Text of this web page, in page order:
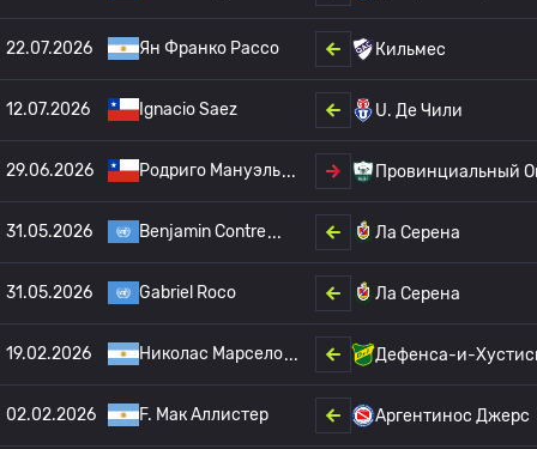
22.07.2026 Ян Франко Рассо Кильмес
12.07.2026 Ignacio Saez U. Де Чили
29.06.2026 Родриго Мануэль Провинциальный
31.05.2026 Benjamin Contre Ла Серена
31.05.2026 Gabriel Roco Ла Серена
19.02.2026 Николас Марсело Дефенса-и-
02.02.2026 F. Мак Аллистер Аргентинос Джерс